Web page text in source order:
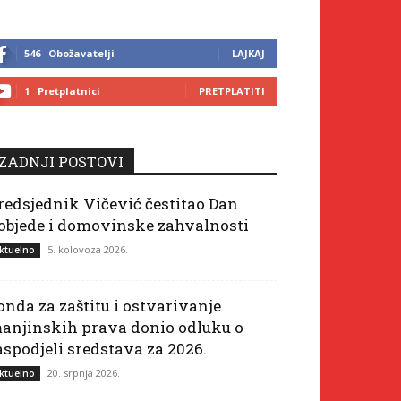
546 Obožavatelji LAJKAJ
1 Pretplatnici PRETPLATITI
ZADNJI POSTOVI
Vičević čestitao Dan
i domovinske zahvalnosti
5. kolovoza 2026.
za zaštitu i ostvarivanje
prava donio odluku o
sredstava za 2026.
20. srpnja 2026.